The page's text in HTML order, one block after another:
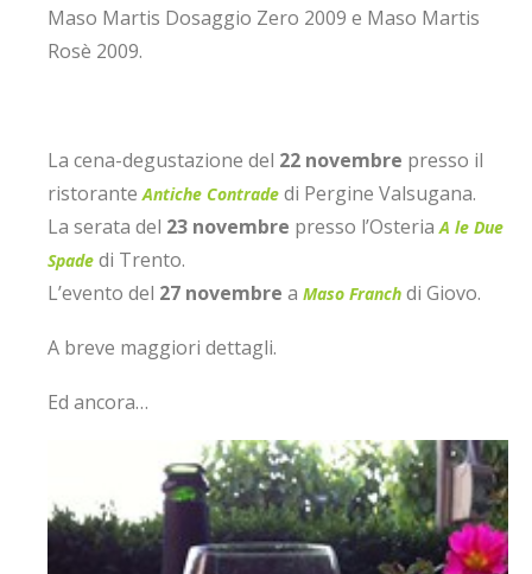
Maso Martis Dosaggio Zero 2009 e Maso Martis
Rosè 2009.
La cena-degustazione del 22 novembre presso il
ristoranteAntiche Contrade di Pergine Valsugana.
La serata del 23 novembre presso l’OsteriaA le Due
Spade di Trento.
L’evento del 27 novembre a Maso Franch di Giovo.
A breve maggiori dettagli.
Ed ancora…